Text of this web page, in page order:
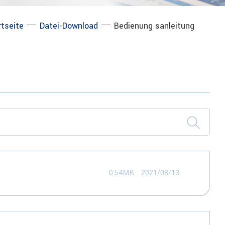
─ Datei-Download ─ Bedienung sanleitung
0.54MB 2021/08/13